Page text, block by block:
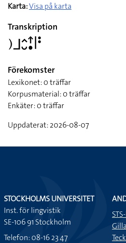
Karta:Visa på karta
Transkription
􌤊􌤨􌤵􌤷􌦃􌥡􌥼􌥻
Förekomster
Lexikonet: 0 träffar
Korpusmaterial: 0 träffar
Enkäter: 0 träffar
Uppdaterat: 2026-08-07
STOCKHOLMS UNIVERSITET
Inst. för lingvistik
SE-106 91 Stockholm
Telefon: 08-16 23 47